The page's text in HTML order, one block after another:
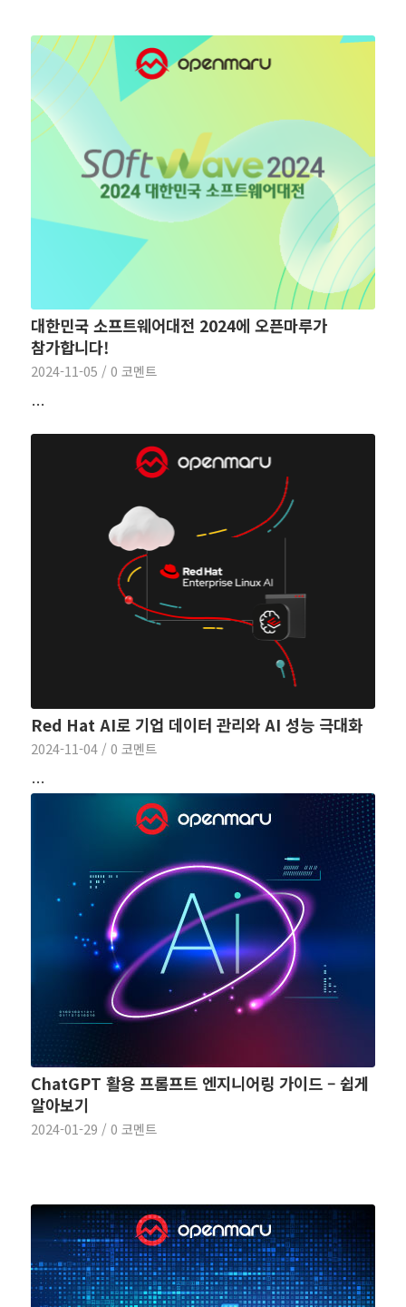
대한민국 소프트웨어대전 2024에 오픈마루가
참가합니다!
2024-11-05 / 0 코멘트
…
Red Hat AI로 기업 데이터 관리와 AI 성능 극대화
2024-11-04 / 0 코멘트
…
ChatGPT 활용 프롬프트 엔지니어링 가이드 – 쉽게
알아보기
2024-01-29 / 0 코멘트